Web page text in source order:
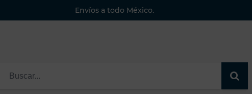
Envíos a todo México.